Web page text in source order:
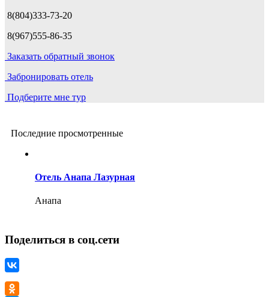
8(804)333-73-20
8(967)555-86-35
Заказать обратный звонок
Забронировать отель
Подберите мне тур
Последние просмотренные
Отель Анапа Лазурная
Анапа
Поделиться в соц.сети